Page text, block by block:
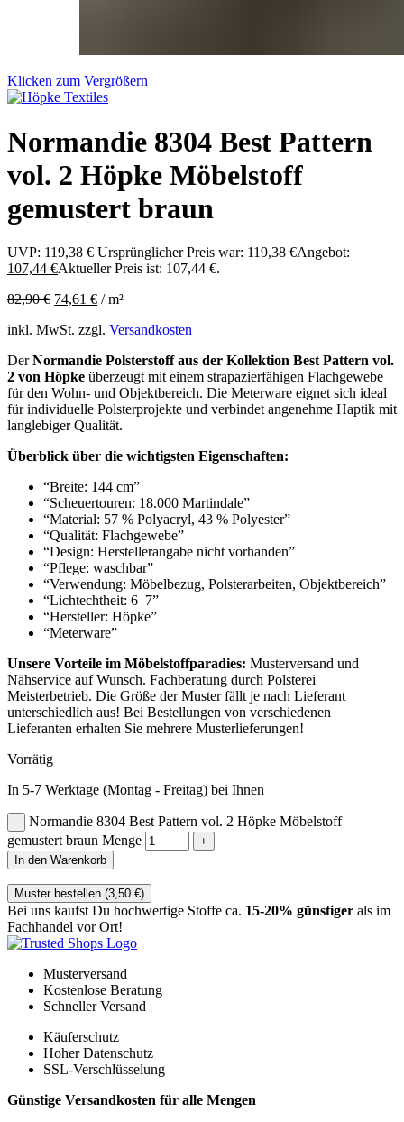
Klicken zum Vergrößern
Normandie 8304 Best Pattern
vol. 2 Höpke Möbelstoff
gemustert braun
UVP: 119,38€ Ursprünglicher Preis war: 119,38 €Angebot:
107,44 €Aktueller Preis ist: 107,44 €.
82,90€ 74,61 € /m²
inkl. MwSt. zzgl. Versandkosten
DerNormandie Polsterstoff aus der Kollektion Best Pattern vol.
2 von Höpke überzeugt mit einem strapazierfähigen Flachgewebe
für den Wohn- und Objektbereich. Die Meterware eignet sich ideal
für individuelle Polsterprojekte und verbindet angenehme Haptik mit
langlebiger Qualität.
Überblick über die wichtigsten Eigenschaften:
“Breite: 144 cm”
“Scheuertouren: 18.000 Martindale”
“Material: 57 % Polyacryl, 43 % Polyester”
“Qualität: Flachgewebe”
“Design: Herstellerangabe nicht vorhanden”
“Pflege: waschbar”
“Verwendung: Möbelbezug, Polsterarbeiten, Objektbereich”
“Lichtechtheit: 6–7”
“Hersteller: Höpke”
“Meterware”
Unsere Vorteile im Möbelstoffparadies: Musterversand und
Nähservice auf Wunsch. Fachberatung durch Polsterei
Meisterbetrieb. Die Größe der Muster fällt je nach Lieferant
unterschiedlich aus! Bei Bestellungen von verschiedenen
Lieferanten erhalten Sie mehrere Musterlieferungen!
Vorrätig
In 5-7 Werktage (Montag - Freitag) bei Ihnen
Normandie 8304 Best Pattern vol. 2 Höpke Möbelstoff
gemustert braun Menge
In den Warenkorb
Muster bestellen (3,50 €)
Bei uns kaufst Du hochwertige Stoffe ca. 15-20% günstiger als im
Fachhandel vor Ort!
Musterversand
Kostenlose Beratung
Schneller Versand
Käuferschutz
Hoher Datenschutz
SSL-Verschlüsselung
Günstige Versandkosten für alle Mengen